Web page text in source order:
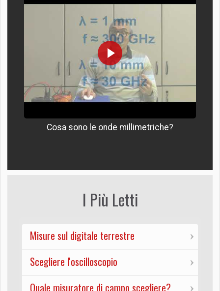
Cosa sono le onde millimetriche?
I Più Letti
Misure sul digitale terrestre
Scegliere l'oscilloscopio
Quale misuratore di campo scegliere?